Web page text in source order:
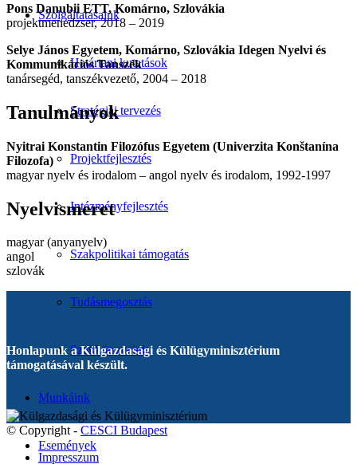
Szolgáltatásaink
Határtani kutatások
Stratégiai tervezés
Projektfejlesztés
Intézményfejlesztés
Szakpolitikai támogatás
Tudásmegosztás
Szakkönyveink
Munkáink
Események
Pons Danubii ETT, Komárno, Szlovákia
projektmenedzser, 2018 – 2019
Selye János Egyetem, Komárno, Szlovákia Idegen Nyelvi és
Kommunikációs Tanszék
tanársegéd, tanszékvezető, 2004 – 2018
Tanulmányok
Nyitrai Konstantin Filozófus Egyetem (Univerzita Konštanína
Filozofa)
magyar nyelv és irodalom – angol nyelv és irodalom, 1992-1997
Nyelvismeret
magyar (anyanyelv)
angol
szlovák
Honlapunk a Külgazdasági és Külügyminisztérium
támogatásával készült.
© Copyright - CESCI Budapest
Impresszum